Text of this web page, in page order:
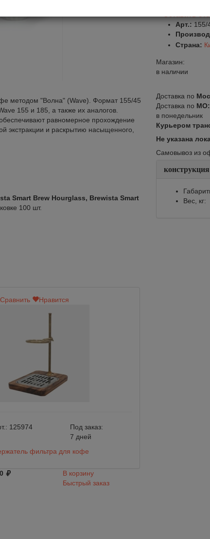
методом "Волна" (Wave). Формат 155/45
155 и 185, а также их аналогов.
равномерное прохождение
экстракции и раскрытию насыщенного,
Smart Brew Hourglass, Brewista Smart
100 шт.
Сравнить Нравится
125974
Под заказ:
7 дней
фильтра для кофе
В корзину
Быстрый заказ
Арт.: 155/
Страна:
Магазин:
в наличии
Доставка по
Доставка по МО:
в понедельник
Курьером
Не указана
Самовывоз из
конструкция
Вес, кг: